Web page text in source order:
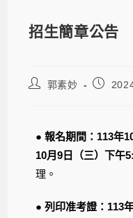
招生簡章公告
郭素妙
● 報名期間：113年
10月9日（三）下午
理。
● 列印准考證：113